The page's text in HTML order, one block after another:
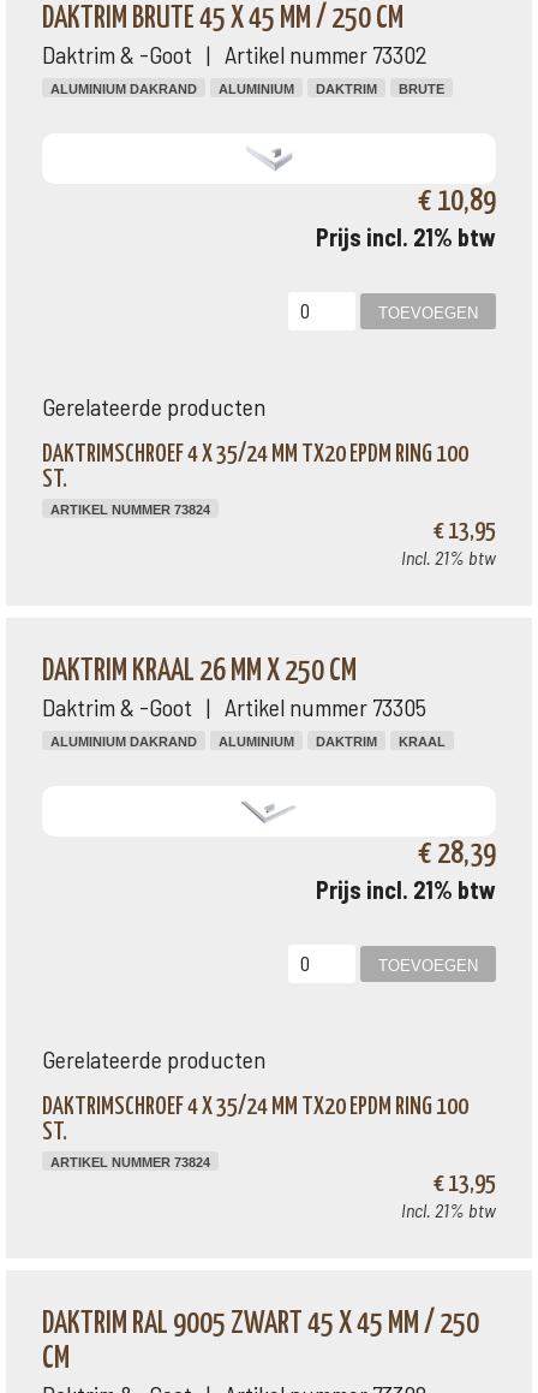
DAKTRIM BRUTE 45 X 45 MM / 250 CM
Daktrim & -Goot | Artikel nummer 73302
ALUMINIUM DAKRAND ALUMINIUM DAKTRIM BRUTE
€ 10,89
Prijs incl. 21% btw
Gerelateerde producten
DAKTRIMSCHROEF 4 X 35/24 MM TX20 EPDM RING 100
ST.
ARTIKEL NUMMER 73824
€ 13,95
Incl. 21% btw
DAKTRIM KRAAL 26 MM X 250 CM
Daktrim & -Goot | Artikel nummer 73305
ALUMINIUM DAKRAND ALUMINIUM DAKTRIM KRAAL
€ 28,39
Prijs incl. 21% btw
Gerelateerde producten
DAKTRIMSCHROEF 4 X 35/24 MM TX20 EPDM RING 100
ST.
ARTIKEL NUMMER 73824
€ 13,95
Incl. 21% btw
DAKTRIM RAL 9005 ZWART 45 X 45 MM / 250
CM